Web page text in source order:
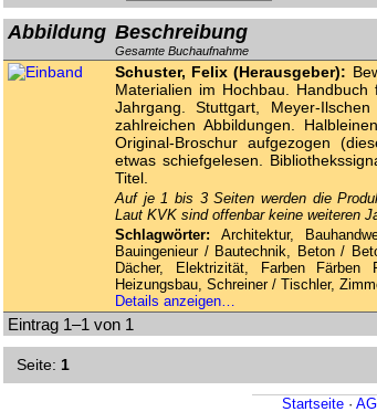
Abbildung Beschreibung
Gesamte Buchaufnahme
Schuster, Felix (Herausgeber):
Materialien im Hochbau. Handbuch
Jahrgang. Stuttgart, Meyer-
zahlreichen Abbildungen.
Original-Broschur aufgezogen
etwas schiefgelesen.
Titel.
Auf je 1 bis 3 Seiten werden die
Laut KVK sind offenbar keine weiteren
Schlagwörter: Architektur,
Bauingenieur / Bautechnik, Beton /
Dächer, Elektrizität, Farben Färben
Heizungsbau, Schreiner / Tischler,
Details anzeigen…
Eintrag 1–1 von 1
Seite: 1
Startseite ·